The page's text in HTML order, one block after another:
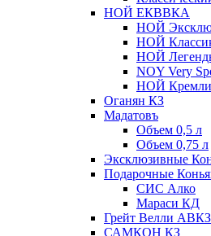
НОЙ ЕКВВКА
НОЙ
НОЙ
НОЙ
NOY Very
НОЙ
Оганян КЗ
Мадатовъ
Объем 0,5 л
Объем 0,75 л
Эксклюзивные
Подарочные
СИС Алко
Мараси КД
Грейт Велли АВКЗ
САМКОН КЗ